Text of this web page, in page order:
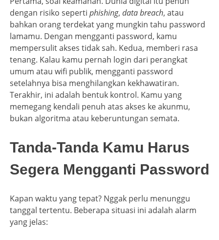
dengan risiko seperti phishing, data breach, atau
bahkan orang terdekat yang mungkin tahu password
lamamu. Dengan mengganti password, kamu
mempersulit akses tidak sah. Kedua, memberi rasa
tenang. Kalau kamu pernah login dari perangkat
umum atau wifi publik, mengganti password
setelahnya bisa menghilangkan kekhawatiran.
Terakhir, ini adalah bentuk kontrol. Kamu yang
memegang kendali penuh atas akses ke akunmu,
bukan algoritma atau keberuntungan semata.
Tanda-Tanda Kamu Harus
Segera Mengganti Password
Kapan waktu yang tepat? Nggak perlu menunggu
tanggal tertentu. Beberapa situasi ini adalah alarm
yang jelas: